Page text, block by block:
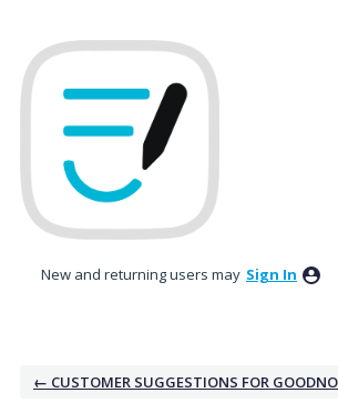
to
content
New and returning users may Sign In
← CUSTOMER SUGGESTIONS FOR